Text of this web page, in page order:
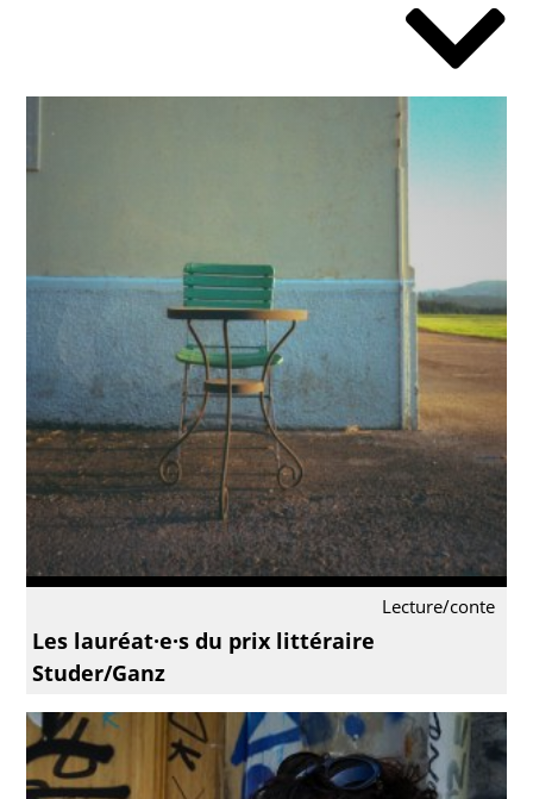
Lecture/conte
Les lauréat·e·s du prix littéraire
Studer/Ganz